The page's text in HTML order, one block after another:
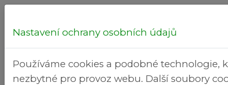
Hledej...
Nastavení ochrany osobních údajů
Používáme cookies a podobné technologie,
nezbytné pro provoz webu. Další soubory